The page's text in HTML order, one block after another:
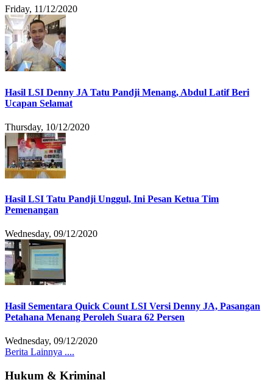
Friday, 11/12/2020
Hasil LSI Denny JA Tatu Pandji Menang, Abdul Latif Beri
Ucapan Selamat
Thursday, 10/12/2020
Hasil LSI Tatu Pandji Unggul, Ini Pesan Ketua Tim
Pemenangan
Wednesday, 09/12/2020
Hasil Sementara Quick Count LSI Versi Denny JA, Pasangan
Petahana Menang Peroleh Suara 62 Persen
Wednesday, 09/12/2020
Berita Lainnya ....
Hukum & Kriminal